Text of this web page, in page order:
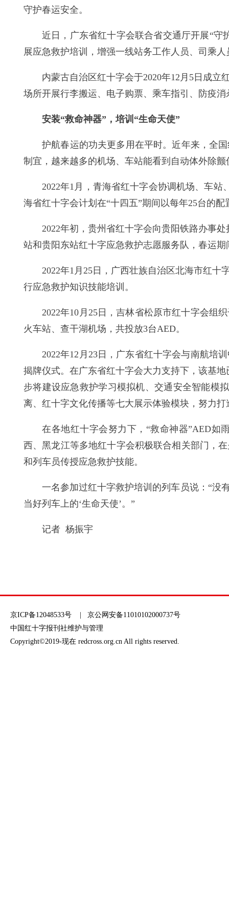
守护春运安全。
近日，广东省红十字会联合省交通厅开展“
展应急救护培训，增强一线站务工作人员、司乘
内蒙古自治区红十字会于2020年12月5日成
场所开展行李搬运、电子购票、乘车指引、防疫
安装“救命神器”，培训“生命天使”
护航春运的功夫更多用在平时。近年来，全
制宜，越来越多的机场、车站能看到自动体外除
2022年1月，青海省红十字会协调机场、车
海省红十字会计划在“十四五”期间以每年25台的
2022年初，贵州省红十字会向贵阳铁路办事
站和贵阳东站红十字应急救护志愿服务队，春运
2022年1月25日，广西壮族自治区北海市红
行应急救护知识技能培训。
2022年10月25日，吉林省松原市红十字会组
火车站、查干湖机场，共投放3台AED。
2022年12月23日，广东省红十字会与南航培
揭牌仪式。在广东省红十字会大力支持下，该基
步将建设应急救护学习模拟机、交通安全智能模
离、红十字文化传播等七大展示体验模块，努力
在各地红十字会努力下，“救命神器”AED如
西、黑龙江等多地红十字会积极联合相关部门，
和列车员传授应急救护技能。
一名参加过红十字救护培训的列车员说：“没
当好列车上的‘生命天使’。”
记者 杨振宇
京ICP备12048533号 | 京公网安备11010102000737号
中国红十字报刊社维护与管理
Copyright©2019-现在 redcross.org.cn All rights reserved.